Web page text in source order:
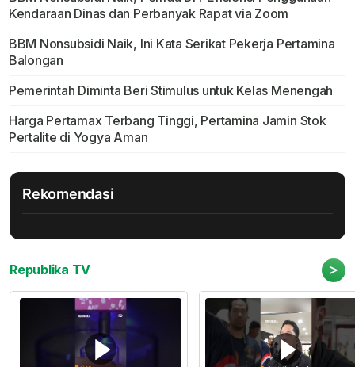
Kendaraan Dinas dan Perbanyak Rapat via Zoom
BBM Nonsubsidi Naik, Ini Kata Serikat Pekerja Pertamina
Balongan
Pemerintah Diminta Beri Stimulus untuk Kelas Menengah
Harga Pertamax Terbang Tinggi, Pertamina Jamin Stok
Pertalite di Yogya Aman
Rekomendasi
Republika TV >